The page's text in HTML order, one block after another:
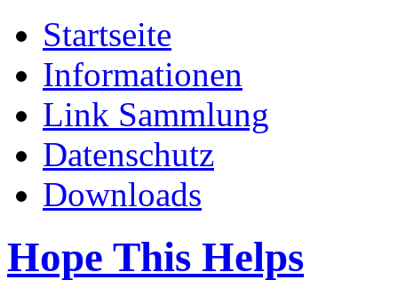
Startseite
Informationen
Link Sammlung
Datenschutz
Downloads
Hope This Helps